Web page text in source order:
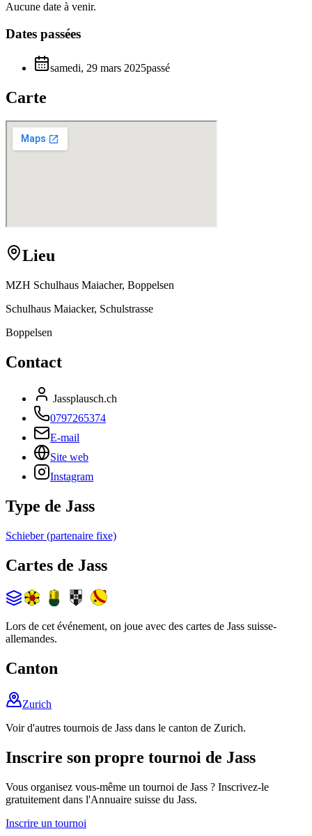
Aucune date à venir.
Dates passées
samedi, 29 mars 2025passé
Carte
Lieu
MZH Schulhaus Maiacher, Boppelsen
Schulhaus Maiacker, Schulstrasse
Boppelsen
Contact
Jassplausch.ch
0797265374
E-mail
Site web
Instagram
Type de Jass
Schieber (partenaire fixe)
Cartes de Jass
Lors de cet événement, on joue avec des cartes de Jass suisse-
allemandes.
Canton
Zurich
Voir d'autres tournois de Jass dans le canton de Zurich.
Inscrire son propre tournoi de Jass
Vous organisez vous-même un tournoi de Jass ? Inscrivez-le
gratuitement dans l'Annuaire suisse du Jass.
Inscrire un tournoi